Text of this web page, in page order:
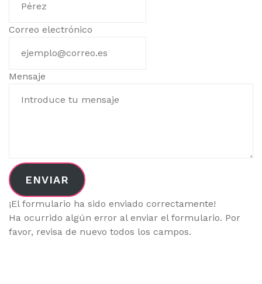
Correo electrónico
Mensaje
ENVIAR
¡El formulario ha sido enviado correctamente!
Ha ocurrido algún error al enviar el formulario. Por
favor, revisa de nuevo todos los campos.